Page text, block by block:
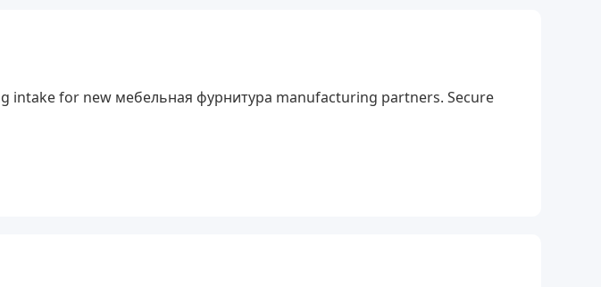
и крепежи, гарантия качества и быстрая доставка по городам и
intake for new мебельная фурнитура manufacturing partners. Secure